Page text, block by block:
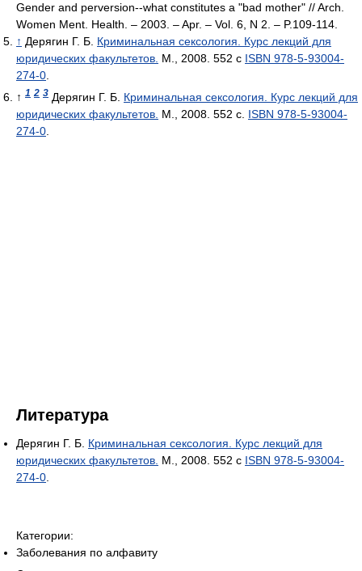
Gender and perversion--what constitutes a "bad mother" // Arch.
Women Ment. Health. – 2003. – Apr. – Vol. 6, N 2. – P.109-114.
↑ Дерягин Г. Б. Криминальная сексология. Курс лекций для
юридических факультетов. М., 2008. 552 с ISBN 978-5-93004-
274-0.
↑ 1 2 3 Дерягин Г. Б. Криминальная сексология. Курс лекций для
юридических факультетов. М., 2008. 552 с. ISBN 978-5-93004-
274-0
Литература
Дерягин Г. Б. Криминальная сексология. Курс лекций для
юридических факультетов. М., 2008. 552 с ISBN 978-5-93004-
274-0
Категории:
Заболевания по алфавиту